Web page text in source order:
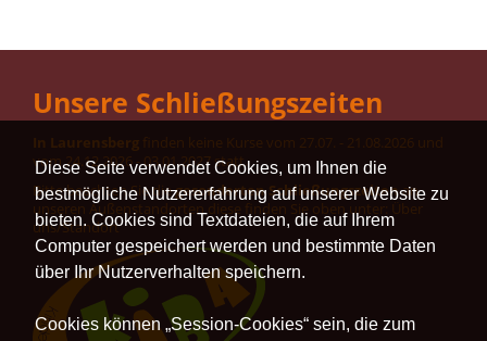
Diese Seite verwendet Cookies, um Ihnen die
bestmögliche Nutzererfahrung auf unserer Website zu
bieten. Cookies sind Textdateien, die auf Ihrem
Computer gespeichert werden und bestimmte Daten
über Ihr Nutzerverhalten speichern.
Cookies können „Session-Cookies“ sein, die zum
Unsere Schließungszeiten
In Laurensberg finden keine Kurse vom 27.07. - 21.08.2026 und
vom 24.12.2026 - 03.01.2027 statt.
Bitte beachten Sie diegesonderten Schließungszeitenan
unseren Außenstandorten diese finden Sie oben unter: Über
uns/Standort